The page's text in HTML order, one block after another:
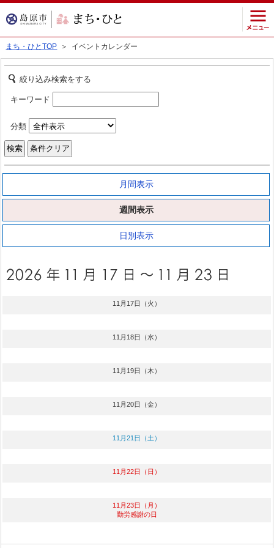
まち・ひとTOP ＞ イベントカレンダー
絞り込み検索をする
キーワード
分類
月間表示
週間表示
日別表示
11月17日（火）
11月18日（水）
11月19日（木）
11月20日（金）
11月21日（土）
11月22日（日）
11月23日（月）
勤労感謝の日